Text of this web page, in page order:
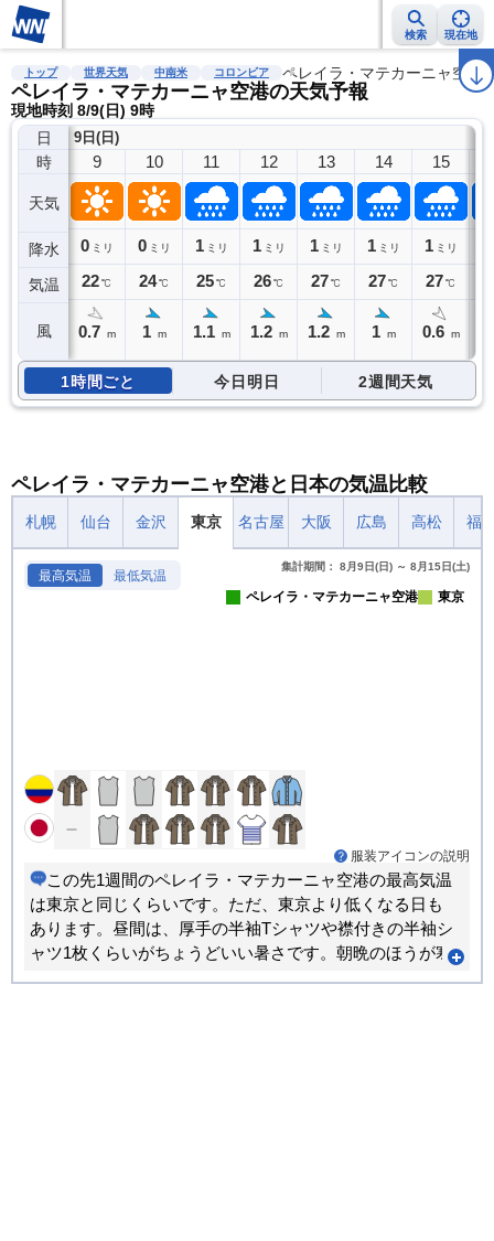
検索 現在地
雨雲レーダー 台風情報 地震情報 警報・注意報 2週間天気 ラ
トップ 世界天気 中南米 コロンビア ペレイラ・マテカーニャ空港
ペレイラ・マテカーニャ空港の天気予報
現地時刻 8/9(日) 9時
日
時
天気
降水
気温
風
9日(日)
9
0 ミリ
22℃
0.7 m
10
0 ミリ
24℃
1 m
11
1 ミリ
25℃
1.1 m
12
1 ミリ
26℃
1.2 m
13
1 ミリ
27℃
1.2 m
14
1 ミリ
27℃
1 m
15
1 ミリ
27℃
0.6 m
1時間ごと 今日明日 2週間天気
ペレイラ・マテカーニャ空港と日本の気温比較
札幌 仙台 金沢 東京 名古屋 大阪 広島 高松 福
最高気温 最低気温
集計期間： 8月9日(日) ～ 8月15日(土)
ペレイラ・マテカーニャ空港 東京
服装アイコンの説明
この先1週間のペレイラ・マテカーニャ空港の最高気温
は東京と同じくらいです。ただ、東京より低くなる日も
あります。昼間は、厚手の半袖Tシャツや襟付きの半袖シ
ャツ1枚くらいがちょうどいい暑さです。朝晩のほうが寒